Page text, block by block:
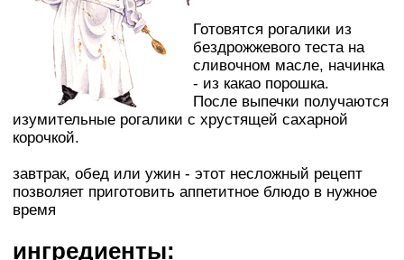
Готовятся рогалики из
бездрожжевого теста на
сливочном масле, начинка
- из какао порошка.
После выпечки получаются
изумительные рогалики с хрустящей сахарной
корочкой.
завтрак, обед или ужин - этот несложный рецепт
позволяет приготовить аппетитное блюдо в нужное
время
ингредиенты: